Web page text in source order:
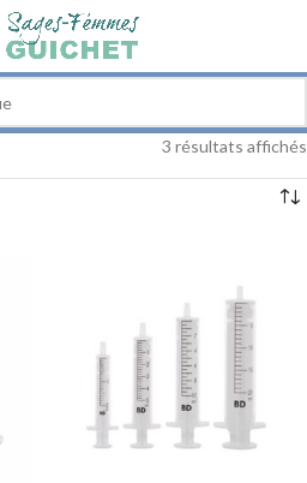
3 résultats affichés